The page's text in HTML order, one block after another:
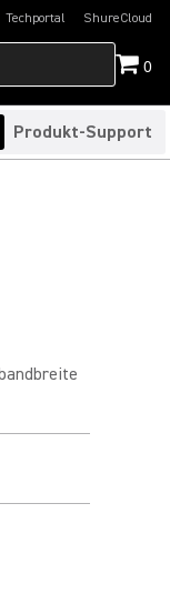
Techportalin a new tab)ShureCloud
(Opens in a new
0
Produkt-Support